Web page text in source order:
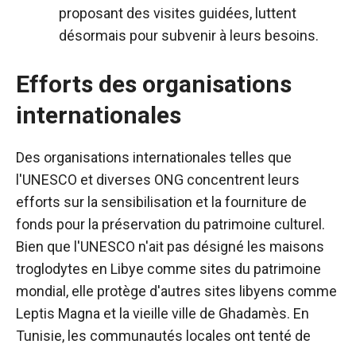
proposant des visites guidées, luttent
désormais pour subvenir à leurs besoins.
Efforts des organisations
internationales
Des organisations internationales telles que
l'UNESCO et diverses ONG concentrent leurs
efforts sur la sensibilisation et la fourniture de
fonds pour la préservation du patrimoine culturel.
Bien que l'UNESCO n'ait pas désigné les maisons
troglodytes en Libye comme sites du patrimoine
mondial, elle protège d'autres sites libyens comme
Leptis Magna et la vieille ville de Ghadamès. En
Tunisie, les communautés locales ont tenté de